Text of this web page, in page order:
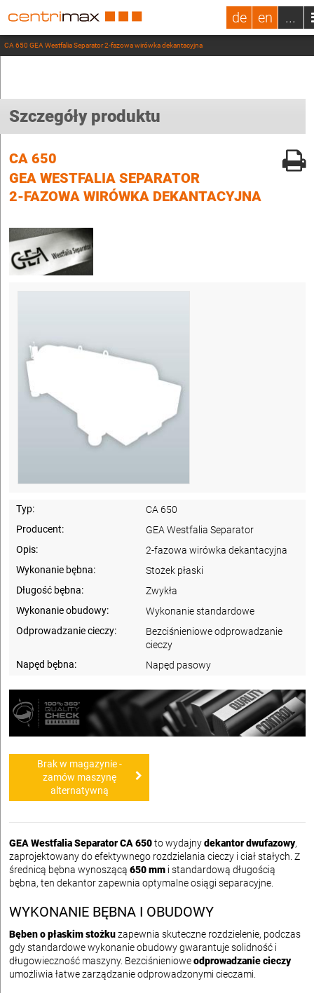
de en ...
CA 650 GEA Westfalia Separator 2-fazowa wirówka dekantacyjna
Szczegóły produktu
CA 650
GEA WESTFALIA SEPARATOR
2-FAZOWA WIRÓWKA DEKANTACYJNA
Typ:
CA 650
Producent:
GEA Westfalia Separator
Opis:
2-fazowa wirówka dekantacyjna
Wykonanie bębna:
Stożek płaski
Długość bębna:
Zwykła
Wykonanie obudowy:
Wykonanie standardowe
Odprowadzanie cieczy:
Bezciśnieniowe odprowadzanie
cieczy
Napęd bębna:
Napęd pasowy
Brak w magazynie -
zamów maszynę
alternatywną
GEA Westfalia Separator CA 650to wydajnydekantor dwufazowy,
zaprojektowany do efektywnego rozdzielania cieczy i ciał stałych. Z
średnicą bębna wynoszącą 650 mm i standardową długością
bębna, ten dekantor zapewnia optymalne osiągi separacyjne.
WYKONANIE BĘBNA I OBUDOWY
Bęben o płaskim stożkuzapewnia skuteczne rozdzielenie, podczas
gdy standardowe wykonanie obudowy gwarantuje solidność i
długowieczność maszyny. Bezciśnienioweodprowadzanie cieczy
umożliwia łatwe zarządzanie odprowadzonymi cieczami.